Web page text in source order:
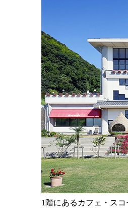
1階にあるカフェ・ス